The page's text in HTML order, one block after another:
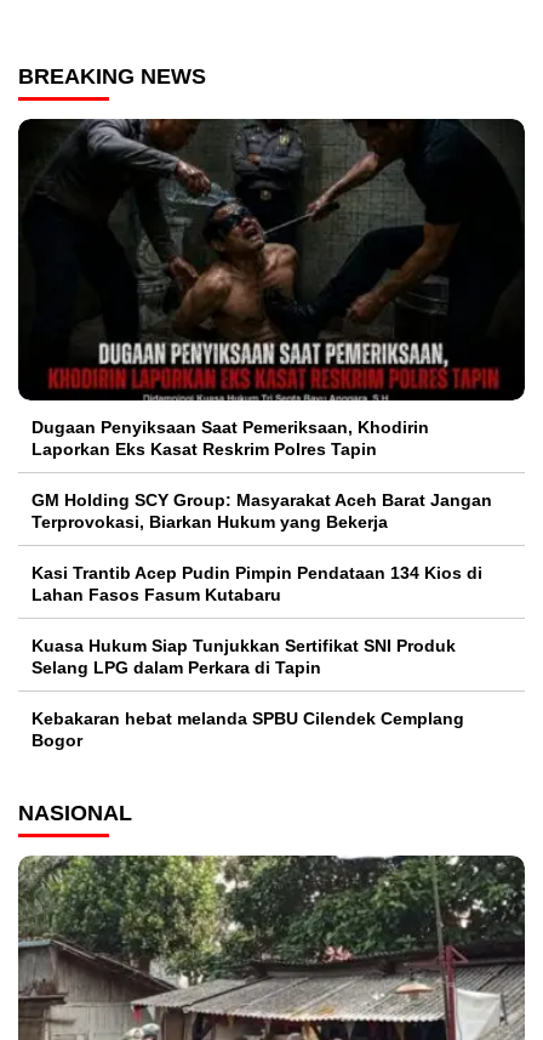
BREAKING NEWS
Dugaan Penyiksaan Saat Pemeriksaan, Khodirin
Laporkan Eks Kasat Reskrim Polres Tapin
GM Holding SCY Group: Masyarakat Aceh Barat Jangan
Terprovokasi, Biarkan Hukum yang Bekerja
Kasi Trantib Acep Pudin Pimpin Pendataan 134 Kios di
Lahan Fasos Fasum Kutabaru
Kuasa Hukum Siap Tunjukkan Sertifikat SNI Produk
Selang LPG dalam Perkara di Tapin
Kebakaran hebat melanda SPBU Cilendek Cemplang
Bogor
NASIONAL